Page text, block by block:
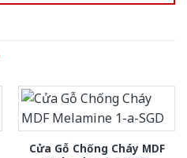
Cửa Gỗ Chống Cháy MDF